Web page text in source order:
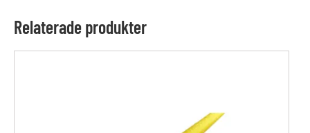
Relaterade produkter